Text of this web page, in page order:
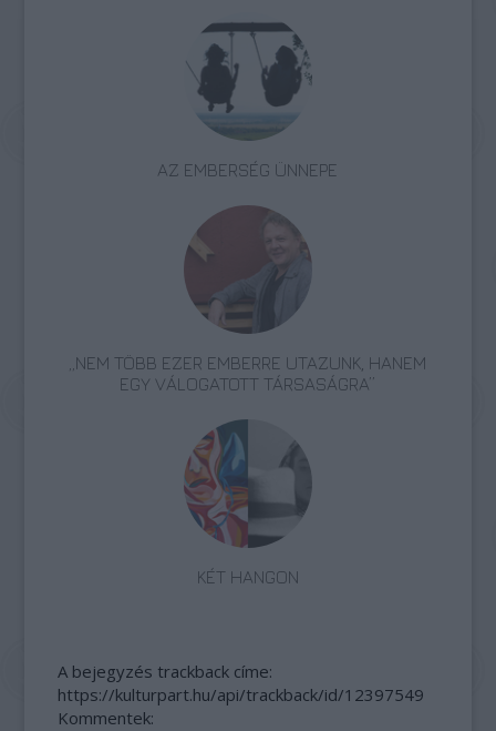
AZ EMBERSÉG ÜNNEPE
„NEM TÖBB EZER EMBERRE UTAZUNK, HANEM
EGY VÁLOGATOTT TÁRSASÁGRA”
KÉT HANGON
A bejegyzés trackback címe:
https://kulturpart.hu/api/trackback/id/12397549
Kommentek: